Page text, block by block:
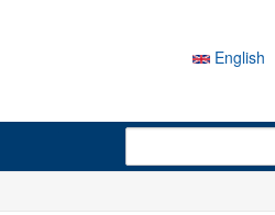
English
Search form